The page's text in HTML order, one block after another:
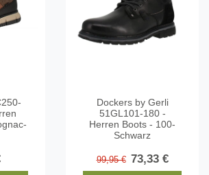
Dockers by Gerli
51GL101-180 -
Herren Boots - 100-
Schwarz
99,95 € 73,33 €